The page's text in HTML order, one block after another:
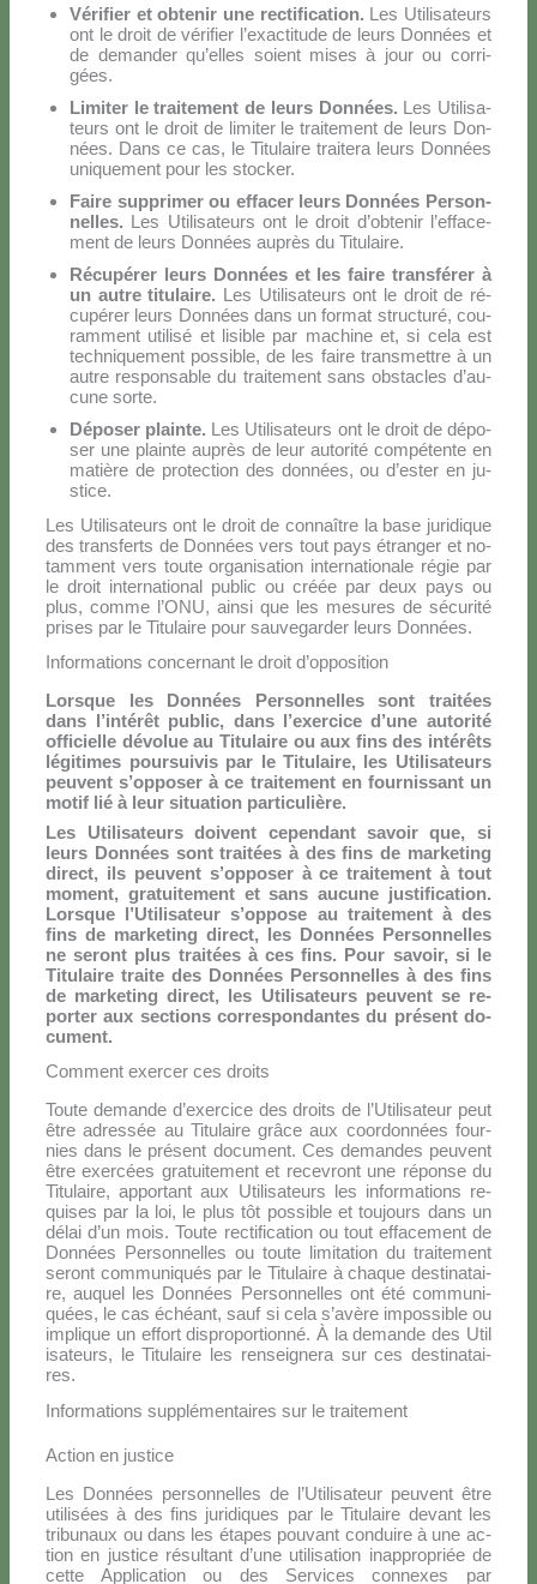
Vé­ri­fier et ob­te­nir une rec­ti­fi­ca­tion. Les Uti­li­sa­teurs
ont le droit de vé­ri­fier l’e­xac­ti­tu­de de leurs Don­nées et
de de­man­der qu’el­les so­ient mi­ses à jour ou cor­ri­
gées.
Li­mi­ter le trai­te­ment de leurs Don­nées. Les Uti­li­sa­
teurs ont le droit de li­mi­ter le trai­te­ment de leurs Don­
nées. Dans ce cas, le Ti­tu­lai­re trai­te­ra leurs Don­nées
uni­que­ment pour les stoc­ker.
Fai­re sup­pri­mer ou ef­fa­cer leurs Don­nées Per­son­
nel­les. Les Uti­li­sa­teurs ont le droit d’ob­te­nir l’ef­fa­ce­
ment de leurs Don­nées au­près du Ti­tu­lai­re.
Ré­cu­pé­rer leurs Don­nées et les fai­re tran­sfé­rer à
un au­tre ti­tu­lai­re. Les Uti­li­sa­teurs ont le droit de ré­
cu­pé­rer leurs Don­nées dans un for­mat struc­tu­ré, cou­
ram­ment uti­li­sé et li­si­ble par ma­chi­ne et, si ce­la est
tech­ni­que­ment pos­si­ble, de les fai­re tran­smet­tre à un
au­tre re­spon­sa­ble du trai­te­ment sans ob­sta­cles d’au­
cu­ne sor­te.
Dé­po­ser plain­te. Les Uti­li­sa­teurs ont le droit de dé­po­
ser une plain­te au­près de leur au­to­ri­té com­pé­ten­te en
ma­tiè­re de pro­tec­tion des don­nées, ou d’ester en ju­
sti­ce.
Les Uti­li­sa­teurs ont le droit de con­naî­tre la ba­se ju­ri­di­que
des trans­ferts de Don­nées vers tout pays étran­ger et no­
tam­ment vers tou­te or­ga­ni­sa­tion in­ter­na­tio­na­le ré­gie par
le droit in­ter­na­tio­nal pu­blic ou créée par deux pays ou
plus, com­me l’O­NU, ain­si que les me­su­res de sé­cu­ri­té
pri­ses par le Ti­tu­lai­re pour sau­ve­gar­der leurs Don­nées.
Informations concernant le droit d’opposition
Lor­sque les Don­nées Per­son­nel­les sont trai­tées
dans l’in­té­rêt pu­blic, dans l’e­xer­ci­ce d’u­ne au­to­ri­té
of­fi­ciel­le dé­vo­lue au Ti­tu­lai­re ou aux fins des in­té­rê­ts
lé­gi­ti­mes pour­sui­vis par le Ti­tu­lai­re, les Uti­li­sa­teurs
peu­vent s’op­po­ser à ce trai­te­ment en four­nis­sant un
mo­tif lié à leur si­tua­tion par­ti­cu­liè­re.
Les Uti­li­sa­teurs doi­vent ce­pen­dant sa­voir que, si
leurs Don­nées sont trai­tées à des fins de mar­ke­ting
di­rect, ils peu­vent s’op­po­ser à ce trai­te­ment à tout
mo­ment, gra­tui­te­ment et sans au­cu­ne ju­sti­fi­ca­tion.
Lor­sque l’Utilisateur s’oppose au trai­te­ment à des
fins de mar­ke­ting di­rect, les Don­nées Per­son­nel­les
ne se­ront plus trai­tées à ces fins. Pour sa­voir, si le
Ti­tu­lai­re trai­te des Don­nées Per­son­nel­les à des fins
de mar­ke­ting di­rect, les Uti­li­sa­teurs peu­vent se re­
por­ter aux sec­tions cor­re­spon­dan­tes du pré­sent do­
cu­ment.
Comment exercer ces droits
Tou­te de­man­de d’e­xer­ci­ce des droi­ts de l’U­ti­li­sa­teur peut
être adres­sée au Ti­tu­lai­re grâ­ce aux coor­don­nées four­
nies dans le pré­sent do­cu­ment. Ces de­man­des peu­vent
être exer­cées gra­tui­te­ment et re­ce­vront une ré­pon­se du
Ti­tu­lai­re, ap­por­tant aux Uti­li­sa­teurs les in­for­ma­tions re­
qui­ses par la loi, le plus tôt pos­si­ble et tou­jours dans un
dé­lai d’un mois. Tou­te rec­ti­fi­ca­tion ou tout ef­fa­ce­ment de
Don­nées Per­son­nel­les ou tou­te li­mi­ta­tion du trai­te­ment
se­ront com­mu­ni­qués par le Ti­tu­lai­re à cha­que de­sti­na­tai­
re, au­quel les Don­nées Per­son­nel­les ont été com­mu­ni­
quées, le cas échéant, sauf si ce­la s’avère im­pos­si­ble ou
im­pli­que un ef­fort di­spro­por­tion­né. À la de­man­de des Uti­l
i­sa­teurs, le Ti­tu­lai­re les ren­sei­gne­ra sur ces de­sti­na­tai­
res.
Informations supplémentaires sur le traitement
Action en justice
Les Don­nées per­son­nel­les de l’Utilisateur peu­vent être
uti­li­sées à des fins ju­ri­di­ques par le Ti­tu­lai­re de­vant les
tri­bu­naux ou dans les éta­pes pou­vant con­dui­re à une ac­
tion en ju­sti­ce ré­sul­tant d’une uti­li­sa­tion inap­pro­priée de
cet­te Ap­pli­ca­tion ou des Ser­vi­ces con­ne­xes par